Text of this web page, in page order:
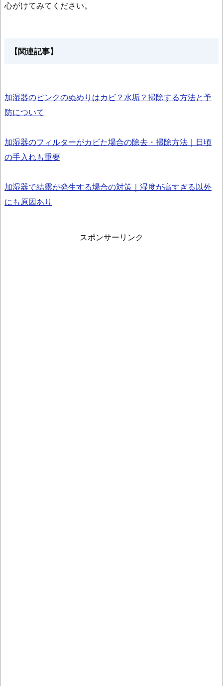
心がけてみてください。
【関連記事】
加湿器のピンクのぬめりはカビ？水垢？掃除する方法と予
防について
加湿器のフィルターがカビた場合の除去・掃除方法｜日頃
の手入れも重要
加湿器で結露が発生する場合の対策｜湿度が高すぎる以外
にも原因あり
スポンサーリンク